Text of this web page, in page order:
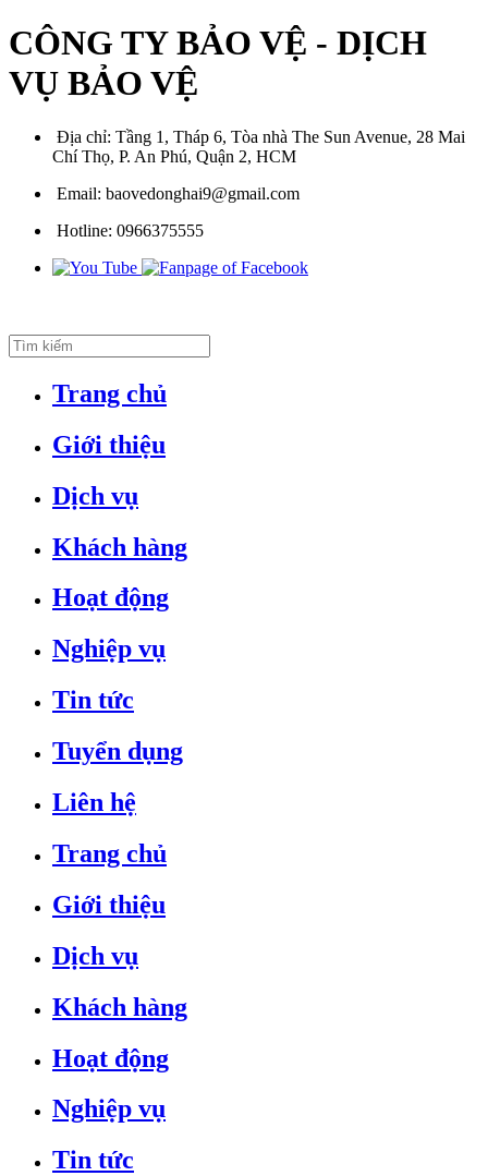
CÔNG TY BẢO VỆ - DỊCH
VỤ BẢO VỆ
Địa chỉ: Tầng 1, Tháp 6, Tòa nhà The Sun Avenue, 28 Mai
Chí Thọ, P. An Phú, Quận 2, HCM
Email: baovedonghai9@gmail.com
Hotline: 0966375555
Trang chủ
Giới thiệu
Dịch vụ
Khách hàng
Hoạt động
Nghiệp vụ
Tin tức
Tuyển dụng
Liên hệ
Trang chủ
Giới thiệu
Dịch vụ
Khách hàng
Hoạt động
Nghiệp vụ
Tin tức